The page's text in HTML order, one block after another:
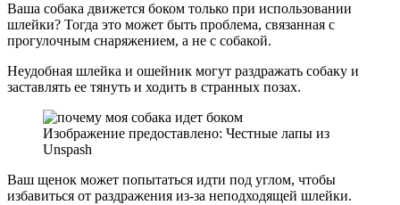
Ваша собака движется боком только при использовании
шлейки? Тогда это может быть проблема, связанная с
прогулочным снаряжением, а не с собакой.
Неудобная шлейка и ошейник могут раздражать собаку и
заставлять ее тянуть и ходить в странных позах.
Изображение предоставлено: Честные лапы из
Unspash
Ваш щенок может попытаться идти под углом, чтобы
избавиться от раздражения из-за неподходящей шлейки.